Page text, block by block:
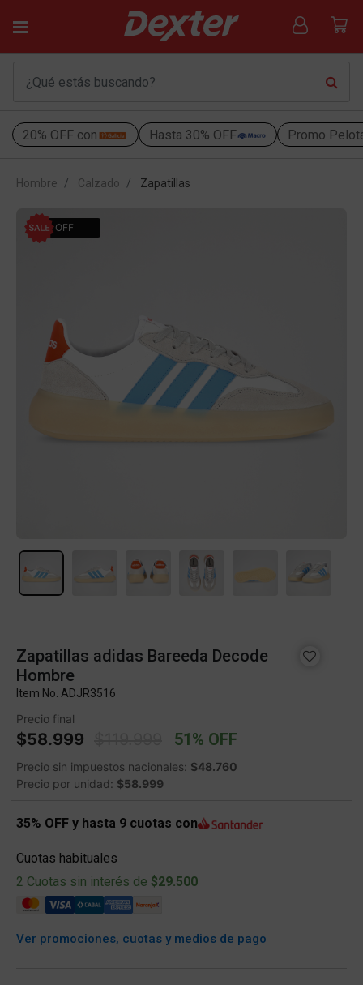
20% OFF con Hasta 30% OFF Promo
Hombre Calzado Zapatillas
50% OFF
Zapatillas adidas Bareeda Decode
Hombre
Item No. ADJR3516
Precio final
$58.999 Price reduced from
51% OFF
Precio sin impuestos nacionales: $48.760
Precio por unidad: $58.999
35% OFF y hasta 9 cuotas con
Cuotas habituales
2 Cuotas sin interés de $29.500
Ver promociones, cuotas y medios de pago